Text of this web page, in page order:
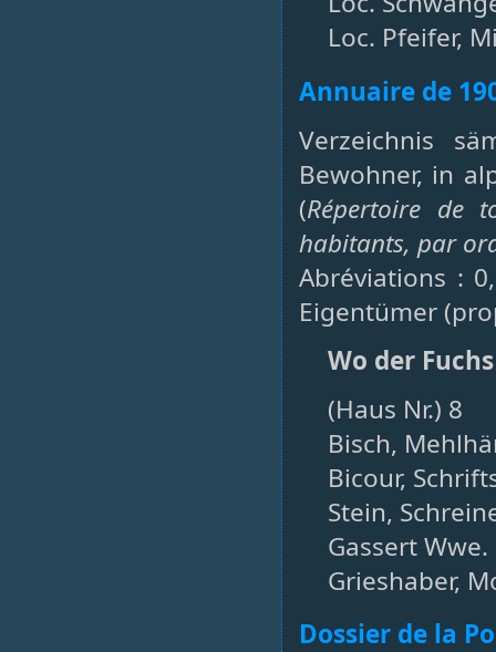
Loc. Pfeifer,
Annuaire de
Verzeichnis
Bewohner, in
(Répertoire de
habitants, par
Abréviations :
Eigentümer
Wo der
(Haus Nr.) 8
Bisch,
Bicour,
Stein,
Gassert Wwe.
Grieshaber,
Dossier de la